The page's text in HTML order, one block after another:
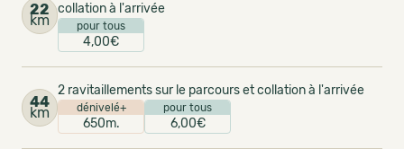
22
km
collation à l'arrivée
pour tous
4,00€
44
km
2 ravitaillements sur le parcours et collation à l'arrivée
dénivelé+
650m.
pour tous
6,00€